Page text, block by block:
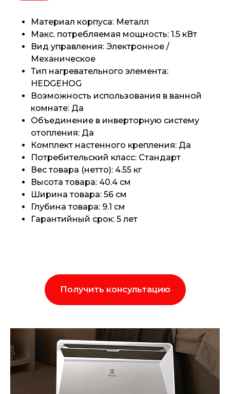
Материал корпуса: Металл
Макс. потребляемая мощность: 1.5 кВт
Вид управления: Электронное /
Механическое
Тип нагревательного элемента:
HEDGEHOG
Возможность использования в ванной
комнате: Да
Объединение в инверторную систему
отопления: Да
Комплект настенного крепления: Да
Потребительский класс: Стандарт
Вес товара (нетто): 4.55 кг
Высота товара: 40.4 см
Ширина товара: 56 см
Глубина товара: 9.1 см
Гарантийный срок: 5 лет
Получить консультацию